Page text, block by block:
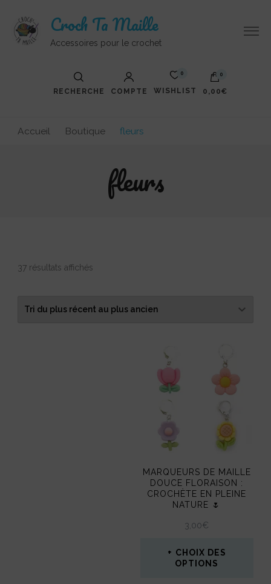
Croch Ta Maille
Accessoires pour le crochet
RECHERCHE COMPTE
0
WISHLIST
0
0,00€
Accueil Boutique fleurs
fleurs
37 résultats affichés
récent
MARQUEURS DE MAILLE
DOUCE FLORAISON :
CROCHÈTE EN PLEINE
NATURE 🌷
3,00€
CHOIX DES
OPTIONS